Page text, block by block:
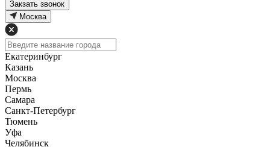
Закзать звонок
Москва
Екатеринбург
Казань
Москва
Пермь
Самара
Санкт-Петербург
Тюмень
Уфа
Челябинск